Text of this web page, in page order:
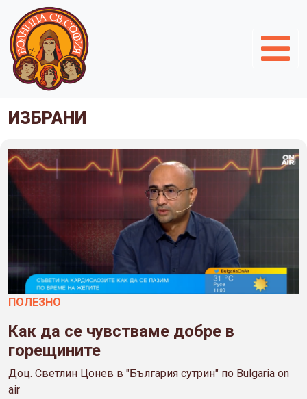
ИЗБРАНИ
ПОЛЕЗНO
Как да се чувстваме добре в
горещините
Доц. Светлин Цонев в "България сутрин" по Bulgaria on
air